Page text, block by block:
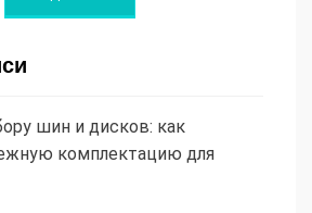
шин и дисков: как
комплектацию для